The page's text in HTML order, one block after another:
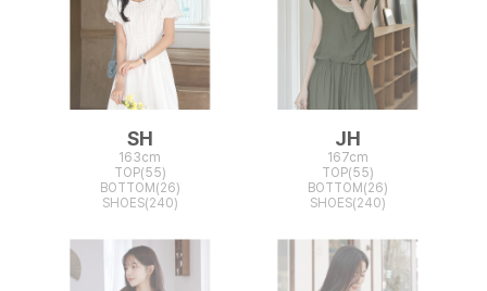
SH
163cm
TOP(55)
BOTTOM(26)
SHOES(240)
JH
167cm
TOP(55)
BOTTOM(26)
SHOES(240)